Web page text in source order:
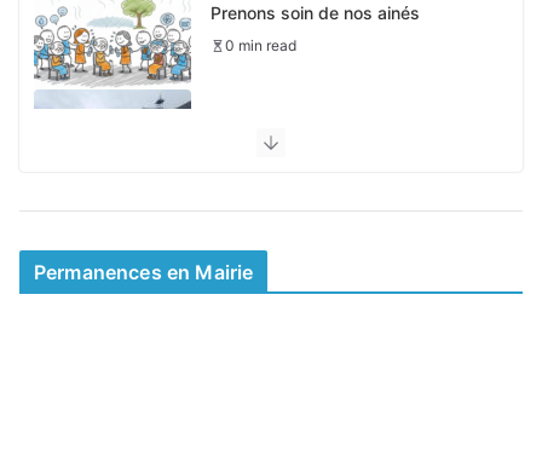
Prenons soin de nos ainés
0 min read
0 min read
0 min read
Permanences en Mairie